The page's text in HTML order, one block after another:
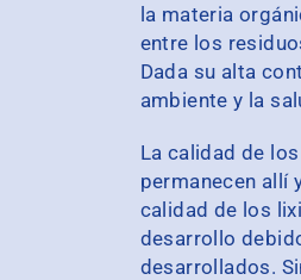
la materia
entre los
Dada su alta
ambiente y la
La calidad de
permanecen allí
calidad de los
desarrollo
desarrollados.